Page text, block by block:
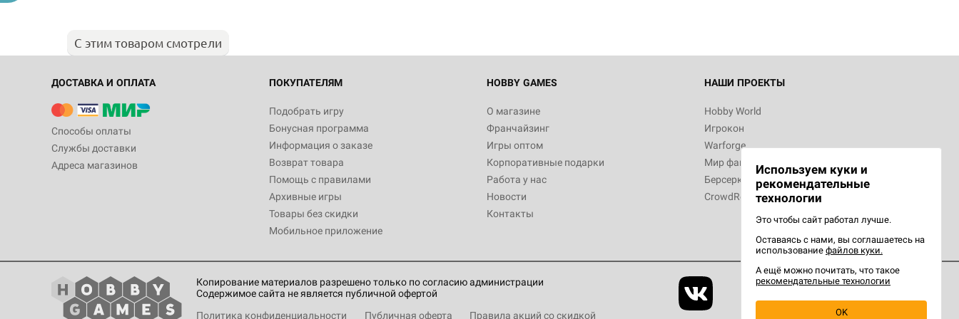
С этим товаром смотрели
ДОСТАВКА И ОПЛАТА
Способы оплаты
Службы доставки
Адреса магазинов
ПОКУПАТЕЛЯМ
Подобрать игру
Бонусная программа
Информация о заказе
Возврат товара
Помощь с правилами
Архивные игры
Товары без скидки
Мобильное приложение
HOBBY GAMES
О магазине
Франчайзинг
Игры оптом
Корпоративные подарки
Работа у нас
Новости
Контакты
НАШИ ПРОЕКТЫ
Hobby World
Игрокон
Warforge
Мир фантастики
Берсерк
CrowdRepublic
Копирование материалов разрешено только по согласию администрации
Содержимое сайта не является публичной офертой
Политика конфиденциальности
Публичная оферта Правила акций со скидкой
Используем куки и
рекомендательные
технологии
Это чтобы сайт работал лучше.
Оставаясь с нами, вы соглашаетесь на
использование файлов куки.
А ещё можно почитать, что такое
рекомендательные технологии
OK
империи: Боевая тревога
799
Настольная игра Hobby World Сумерки
империи. Четвёртая редакция: Грозовой
Рубеж
12 990